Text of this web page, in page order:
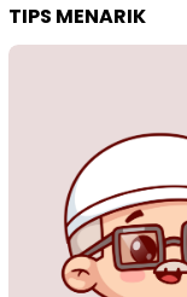
TIPS MENARIK